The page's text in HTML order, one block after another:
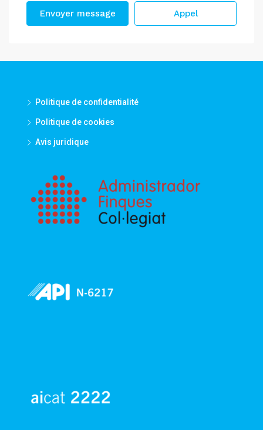
Envoyer message Appel
Politique de confidentialité
Politique de cookies
Avis juridique